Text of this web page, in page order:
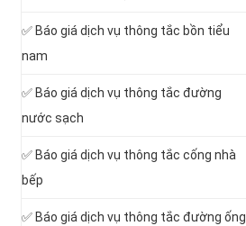
✅ Báo giá dịch vụ thông tắc bồn tiểu
nam
✅ Báo giá dịch vụ thông tắc đường
nước sạch
✅ Báo giá dịch vụ thông tắc cống nhà
bếp
✅ Báo giá dịch vụ thông tắc đường ống